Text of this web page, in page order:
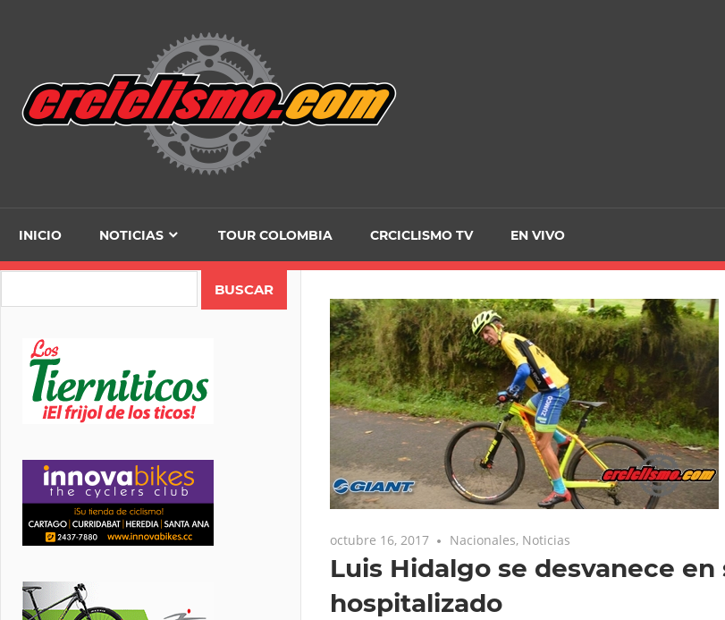
INICIO NOTICIAS TOUR COLOMBIA CRCICLISMO TV EN VIVO
octubre 16, 2017 Nacionales, Noticias
Luis Hidalgo se desvanece en
hospitalizado